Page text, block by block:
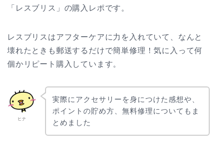
「レスブリス」の購入レポです。
レスブリスはアフターケアに力を入れていて、なんと
壊れたときも郵送するだけで簡単修理！気に入って何
個かリピート購入しています。
ヒナ
実際にアクセサリーを身につけた感想や、
ポイントの貯め方、無料修理についてもま
とめました